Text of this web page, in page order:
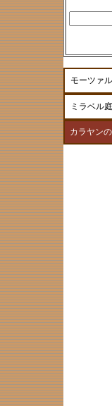
モーツァ
ミラベル
カラヤン